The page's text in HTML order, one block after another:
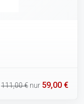
111,00 € nur 59,00 €